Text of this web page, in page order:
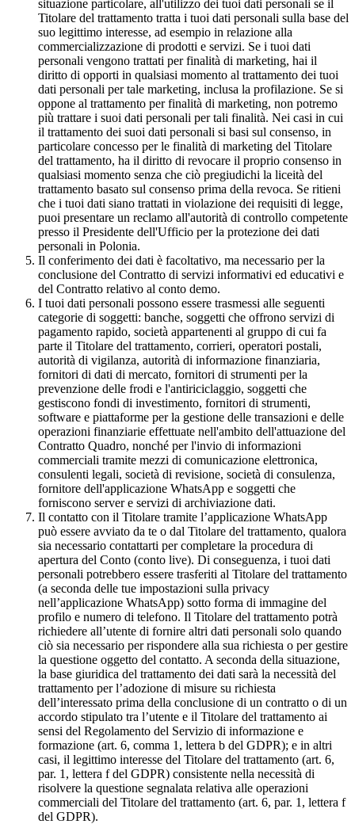
situazione particolare, all'utilizzo dei tuoi dati personali se il
Titolare del trattamento tratta i tuoi dati personali sulla base del
suo legittimo interesse, ad esempio in relazione alla
commercializzazione di prodotti e servizi. Se i tuoi dati
personali vengono trattati per finalità di marketing, hai il
diritto di opporti in qualsiasi momento al trattamento dei tuoi
dati personali per tale marketing, inclusa la profilazione. Se si
oppone al trattamento per finalità di marketing, non potremo
più trattare i suoi dati personali per tali finalità. Nei casi in cui
il trattamento dei suoi dati personali si basi sul consenso, in
particolare concesso per le finalità di marketing del Titolare
del trattamento, ha il diritto di revocare il proprio consenso in
qualsiasi momento senza che ciò pregiudichi la liceità del
trattamento basato sul consenso prima della revoca. Se ritieni
che i tuoi dati siano trattati in violazione dei requisiti di legge,
puoi presentare un reclamo all'autorità di controllo competente
presso il Presidente dell'Ufficio per la protezione dei dati
personali in Polonia.
Il conferimento dei dati è facoltativo, ma necessario per la
conclusione del Contratto di servizi informativi ed educativi e
del Contratto relativo al conto demo.
I tuoi dati personali possono essere trasmessi alle seguenti
categorie di soggetti: banche, soggetti che offrono servizi di
pagamento rapido, società appartenenti al gruppo di cui fa
parte il Titolare del trattamento, corrieri, operatori postali,
autorità di vigilanza, autorità di informazione finanziaria,
fornitori di dati di mercato, fornitori di strumenti per la
prevenzione delle frodi e l'antiriciclaggio, soggetti che
gestiscono fondi di investimento, fornitori di strumenti,
software e piattaforme per la gestione delle transazioni e delle
operazioni finanziarie effettuate nell'ambito dell'attuazione del
Contratto Quadro, nonché per l'invio di informazioni
commerciali tramite mezzi di comunicazione elettronica,
consulenti legali, società di revisione, società di consulenza,
fornitore dell'applicazione WhatsApp e soggetti che
forniscono server e servizi di archiviazione dati.
Il contatto con il Titolare tramite l’applicazione WhatsApp
può essere avviato da te o dal Titolare del trattamento, qualora
sia necessario contattarti per completare la procedura di
apertura del Conto (conto live). Di conseguenza, i tuoi dati
personali potrebbero essere trasferiti al Titolare del trattamento
(a seconda delle tue impostazioni sulla privacy
nell’applicazione WhatsApp) sotto forma di immagine del
profilo e numero di telefono. Il Titolare del trattamento potrà
richiedere all’utente di fornire altri dati personali solo quando
ciò sia necessario per rispondere alla sua richiesta o per gestire
la questione oggetto del contatto. A seconda della situazione,
la base giuridica del trattamento dei dati sarà la necessità del
trattamento per l’adozione di misure su richiesta
dell’interessato prima della conclusione di un contratto o di un
accordo stipulato tra l’utente e il Titolare del trattamento ai
sensi del Regolamento del Servizio di informazione e
formazione (art. 6, comma 1, lettera b del GDPR); e in altri
casi, il legittimo interesse del Titolare del trattamento (art. 6,
par. 1, lettera f del GDPR) consistente nella necessità di
risolvere la questione segnalata relativa alle operazioni
commerciali del Titolare del trattamento (art. 6, par. 1, lettera f
del GDPR).